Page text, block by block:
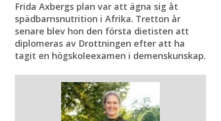
Frida Axbergs plan var att ägna sig åt
spädbarnsnutrition i Afrika. Tretton år
senare blev hon den första dietisten att
diplomeras av Drottningen efter att ha
tagit en högskoleexamen i demenskunskap.